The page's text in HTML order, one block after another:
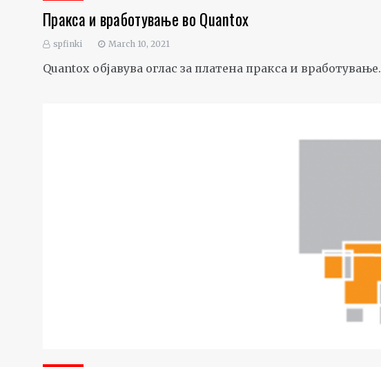
Пракса и вработување во Quantox
spfinki March 10, 2021
Quantox објавува оглас за платена пракса и вработување.